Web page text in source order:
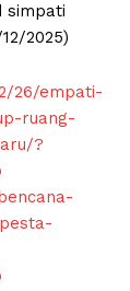
simpati
2025)
26/empati-
ruang-
?